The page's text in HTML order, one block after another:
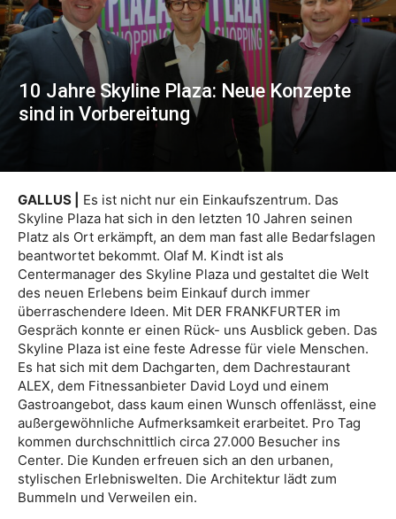
10 Jahre Skyline Plaza: Neue Konzepte
sind in Vorbereitung
GALLUS |
Es ist nicht nur ein Einkaufszentrum. Das
Skyline Plaza hat sich in den letzten 10 Jahren seinen
Platz als Ort erkämpft, an dem man fast alle Bedarfslagen
beantwortet bekommt. Olaf M. Kindt ist als
Centermanager des Skyline Plaza und gestaltet die Welt
des neuen Erlebens beim Einkauf durch immer
überraschendere Ideen. Mit DER FRANKFURTER im
Gespräch konnte er einen Rück- uns Ausblick geben. Das
Skyline Plaza ist eine feste Adresse für viele Menschen.
Es hat sich mit dem Dachgarten, dem Dachrestaurant
ALEX, dem Fitnessanbieter David Loyd und einem
Gastroangebot, dass kaum einen Wunsch offenlässt, eine
außergewöhnliche Aufmerksamkeit erarbeitet. Pro Tag
kommen durchschnittlich circa 27.000 Besucher ins
Center. Die Kunden erfreuen sich an den urbanen,
stylischen Erlebniswelten. Die Architektur lädt zum
Bummeln und Verweilen ein.